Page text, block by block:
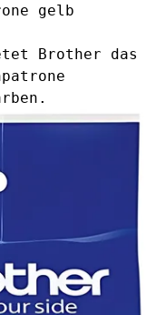
gelb
Brother das